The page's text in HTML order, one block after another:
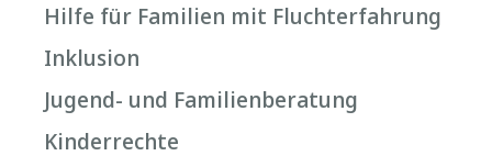
Hilfe für Familien mit Fluchterfahrung
Inklusion
Jugend- und Familienberatung
Kinderrechte